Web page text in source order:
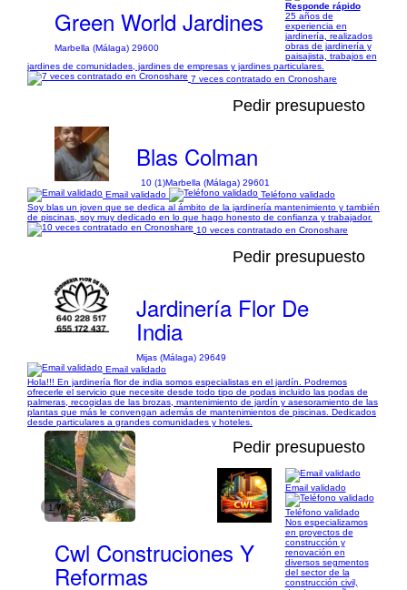
Green World Jardines
Marbella (Málaga) 29600
Responde rápido
25 años de
experiencia en
jardinería, realizados
obras de jardinería y
paisajista, trabajos en
jardines de comunidades, jardines de empresas y jardines particulares.
7 veces contratado en Cronoshare
Pedir presupuesto
Blas Colman
10 (1)Marbella (Málaga) 29601
Email validado
Teléfono validado
Soy blas un joven que se dedica al ámbito de la jardinería mantenimiento y también
de piscinas, soy muy dedicado en lo que hago honesto de confianza y trabajador.
10 veces contratado en Cronoshare
Pedir presupuesto
Jardinería Flor De
India
Mijas (Málaga) 29649
Email validado
Hola!!! En jardinería flor de india somos especialistas en el jardín. Podremos
ofrecerle el servicio que necesite desde todo tipo de podas incluido las podas de
palmeras, recogidas de las brozas, mantenimiento de jardín y asesoramiento de las
plantas que más le convengan además de mantenimientos de piscinas. Dedicados
desde particulares a grandes comunidades y hoteles.
1/7
Pedir presupuesto
Cwl Construciones Y
Reformas
Email validado
Teléfono validado
Nos especializamos
en proyectos de
construcción y
renovación en
diversos segmentos
del sector de la
construcción civil,